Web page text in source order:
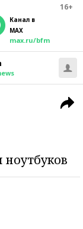
16+
Канал в
MAX
max.ru/bfm